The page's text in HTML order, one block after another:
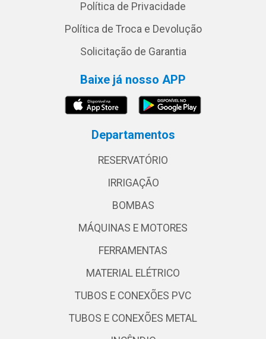
Política de Privacidade
Política de Troca e Devolução
Solicitação de Garantia
Baixe já nosso APP
Departamentos
RESERVATÓRIO
IRRIGAÇÃO
BOMBAS
MÁQUINAS E MOTORES
FERRAMENTAS
MATERIAL ELÉTRICO
TUBOS E CONEXÕES PVC
TUBOS E CONEXÕES METAL